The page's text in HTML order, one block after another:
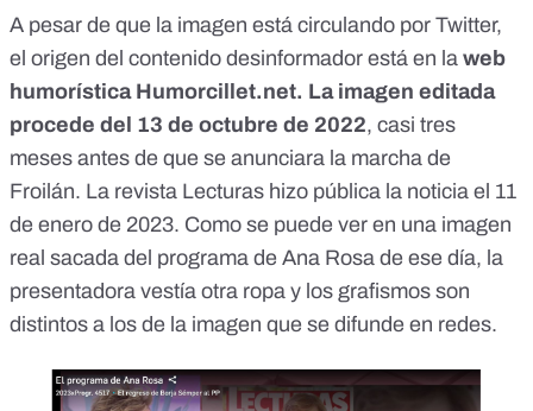
A pesar de que la imagen está circulando por Twitter,
el origen del contenido desinformador está en la web
humorística Humorcillet.net. La imagen editada
procede del 13 de octubre de 2022, casi tres
meses antes de que se anunciara la marcha de
Froilán. La revista Lecturas hizo pública la noticia el 11
de enero de 2023. Como se puede ver en una imagen
real sacada del programa de Ana Rosa de ese día, la
presentadora vestía otra ropa y los grafismos son
distintos a los de la imagen que se difunde en redes.